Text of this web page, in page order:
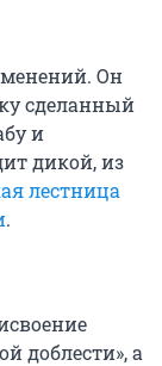
Он
сделанный
и
дикой, из
лестница
.
доблести», а